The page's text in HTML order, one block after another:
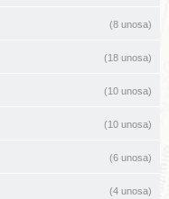
(8 unosa)
(18 unosa)
(10 unosa)
(10 unosa)
(6 unosa)
(4 unosa)